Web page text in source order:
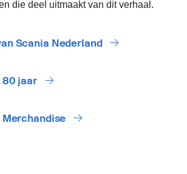
die deel uitmaakt van dit verhaal.
Scania Nederland
80 jaar
Merchandise